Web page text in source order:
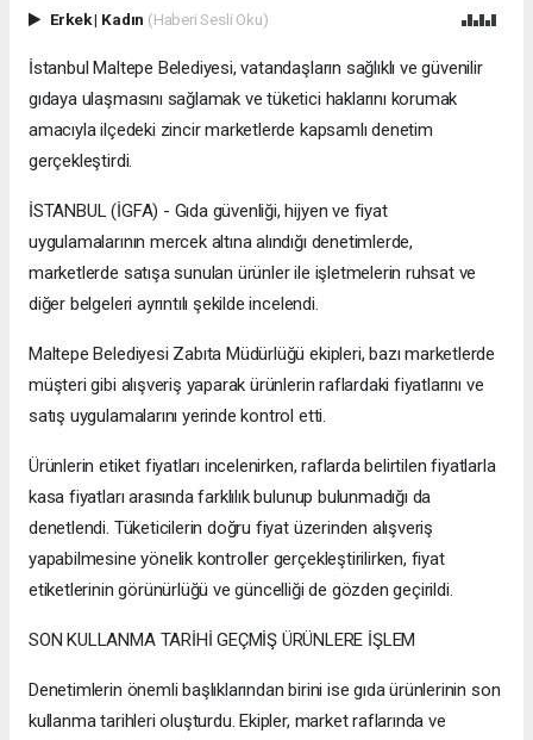
Erkek| Kadın (Haberi Sesli Oku)
İstanbul Maltepe Belediyesi, vatandaşların sağlıklı ve güvenilir
gıdaya ulaşmasını sağlamak ve tüketici haklarını korumak
amacıyla ilçedeki zincir marketlerde kapsamlı denetim
gerçekleştirdi.
İSTANBUL (İGFA) - Gıda güvenliği, hijyen ve fiyat
uygulamalarının mercek altına alındığı denetimlerde,
marketlerde satışa sunulan ürünler ile işletmelerin ruhsat ve
diğer belgeleri ayrıntılı şekilde incelendi.
Maltepe Belediyesi Zabıta Müdürlüğü ekipleri, bazı marketlerde
müşteri gibi alışveriş yaparak ürünlerin raflardaki fiyatlarını ve
satış uygulamalarını yerinde kontrol etti.
Ürünlerin etiket fiyatları incelenirken, raflarda belirtilen fiyatlarla
kasa fiyatları arasında farklılık bulunup bulunmadığı da
denetlendi. Tüketicilerin doğru fiyat üzerinden alışveriş
yapabilmesine yönelik kontroller gerçekleştirilirken, fiyat
etiketlerinin görünürlüğü ve güncelliği de gözden geçirildi.
SON KULLANMA TARİHİ GEÇMİŞ ÜRÜNLERE İŞLEM
Denetimlerin önemli başlıklarından birini ise gıda ürünlerinin son
kullanma tarihleri oluşturdu. Ekipler, market raflarında ve